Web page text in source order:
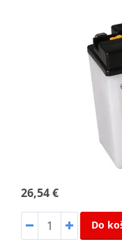
26,54 €
Do